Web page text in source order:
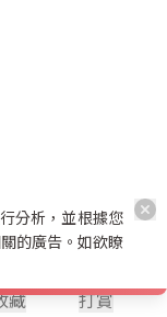
藏 打賞
分析，並根據您
的廣告。如欲瞭